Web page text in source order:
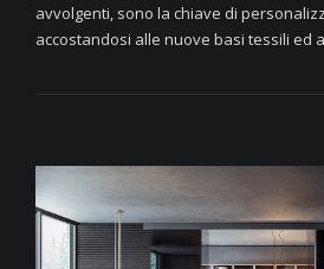
avvolgenti, sono la chiave di
accostandosi alle nuove basi tessili ed